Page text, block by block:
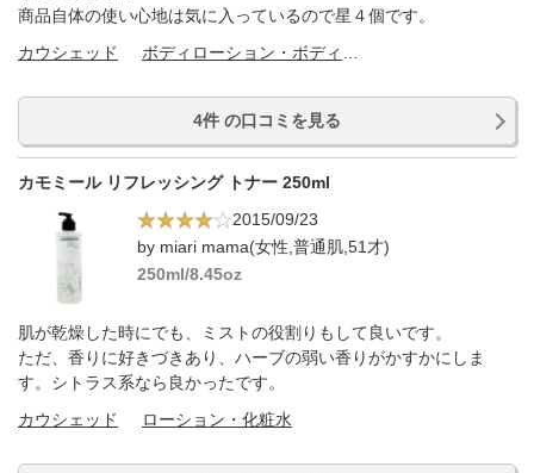
商品自体の使い心地は気に入っているので星４個です。
カウシェッド
4件 の口コミを見る
カモミール リフレッシング トナー 250ml
2015/09/23
by miari mama(女性,普通肌,51才)
250ml/8.45oz
肌が乾燥した時にでも、ミストの役割りもして良いです。
ただ、香りに好きづきあり、ハーブの弱い香りがかすかにしま
す。シトラス系なら良かったです。
カウシェッド
ローション・化粧水